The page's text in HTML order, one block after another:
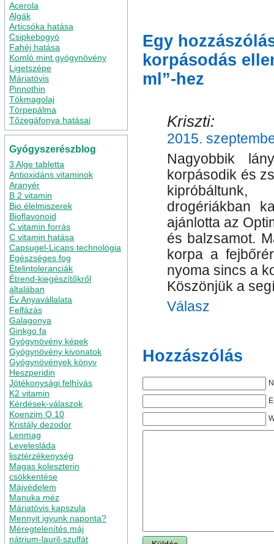
Acerola
Algák
Articsóka hatása
Csipkebogyó
Fahéj hatása
Komló mint gyógynövény
Ligetszépe
Máriatövis
Pinnothin
Tökmagolaj
Törpepálma
Tőzegáfonya hatásai
Gyógyszerészblog
3 Alge tabletta
Antioxidáns vitaminok
Aranyér
B 2 vitamin
Bio élelmiszerek
Bioflavonoid
C vitamin forrás
C vitamin hatása
Capsugel-Licaps technológia
Egészséges fog
Ételintoleranciák
Étrend-kiegészítőkről
általában
Év Anyavállalata
Felfázás
Galagonya
Ginkgo fa
Gyógynövény képek
Gyógynövény kivonatok
Gyógynövények könyv
Heszperidin
Jótékonysági felhívás
K2 vitamin
Kérdések-válaszok
Koenzim Q 10
Kristály dezodor
Lenmag
Levelesláda
lisztérzékenység
Magas koleszterin
csökkentése
Májvédelem
Manuka méz
Máriatövis kapszula
Mennyit igyunk naponta?
Méregtelenítés máj
nátrium-lauril-szulfát
Egy
korpásodás
ml”-hez
Kriszti:
2015.
Nagyobbik
korpásodik és
drogériákban
ajánlotta az
és balzsamot.
korpa a
nyoma sincs a
Köszönjük a
Válasz
Hozzászólás